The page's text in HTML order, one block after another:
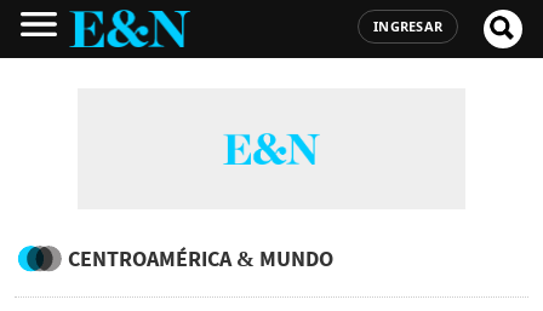
INGRESAR
CENTROAMÉRICA & MUNDO